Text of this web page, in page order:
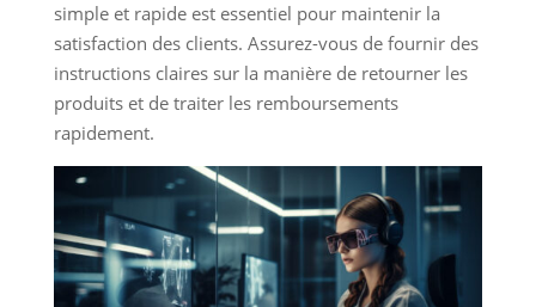
simple et rapide est essentiel pour maintenir la
satisfaction des clients. Assurez-vous de fournir des
instructions claires sur la manière de retourner les
produits et de traiter les remboursements
rapidement.